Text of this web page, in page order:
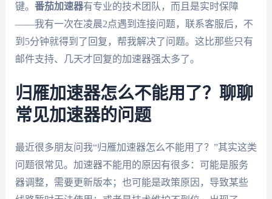
键。 番茄加速器有专业的技术团队，而且是实时保障
——我有一次在凌晨2点遇到连接问题，联系客服后，不
到5分钟就得到了回复，帮我解决了问题。这比那些只有
邮件支持、几天才回复的加速器强太多了。
归雁加速器怎么不能用了？聊聊
常见加速器的问题
最近很多朋友问我“归雁加速器怎么不能用了？”其实这类
问题很常见。加速器不能用的原因有很多：可能是服务
器调整，需要更新版本；也可能是政策原因，导致某些